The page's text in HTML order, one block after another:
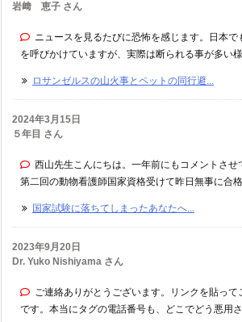
岩﨑 恵子 さん
ニュースを見るたびに恐怖を感じます。日本
を呼びかけていますが、実際は断られる事が多い
ロサンゼルスの山火事とペットの同行避...
2024年3月15日
５年目 さん
西山先生こんにちは。一年前にもコメントさせ
第二回の動物看護師国家資格受けて昨日無事に合
国家試験に落ちてしまったあなたへ...
2023年9月20日
Dr. Yuko Nishiyama さん
ご連絡ありがとうございます。リンクを貼っ
です。本当にタグの電話番号も、どこでどう悪用